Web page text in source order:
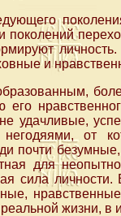
поколений
и
удачливые,
негодяями, от
почти
для
сила
жизни, в